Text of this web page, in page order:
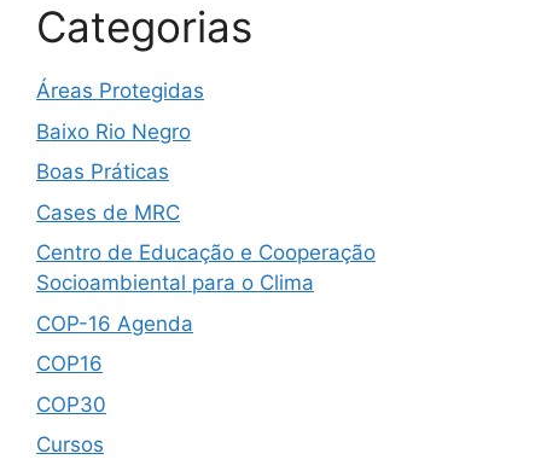
Categorias
Áreas Protegidas
Baixo Rio Negro
Boas Práticas
Cases de MRC
Centro de Educação e Cooperação
Socioambiental para o Clima
COP-16 Agenda
COP16
COP30
Cursos